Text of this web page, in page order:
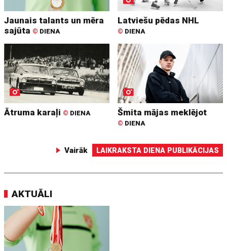
Jaunais talants un mēra
sajūta © DIENA
Latviešu pēdas NHL
© DIENA
Ātruma karaļi © DIENA Šmita mājas meklējot
© DIENA
Vairāk LAIKRAKSTA DIENA PUBLIKĀCIJAS
AKTUĀLI